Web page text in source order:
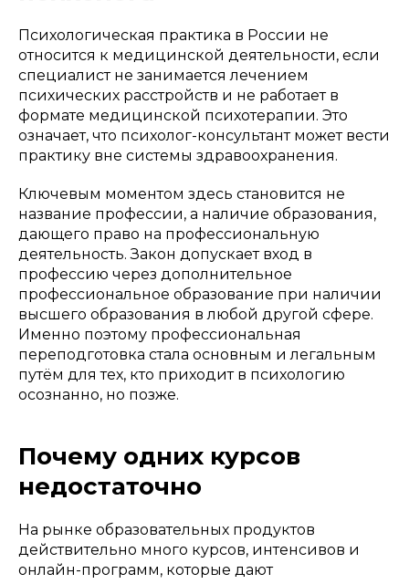
Психологическая практика в России не
относится к медицинской деятельности, если
специалист не занимается лечением
психических расстройств и не работает в
формате медицинской психотерапии. Это
означает, что психолог-консультант может вести
практику вне системы здравоохранения.
Ключевым моментом здесь становится не
название профессии, а наличие образования,
дающего право на профессиональную
деятельность. Закон допускает вход в
профессию через дополнительное
профессиональное образование при наличии
высшего образования в любой другой сфере.
Именно поэтому профессиональная
переподготовка стала основным и легальным
путём для тех, кто приходит в психологию
осознанно, но позже.
Почему одних курсов
недостаточно
На рынке образовательных продуктов
действительно много курсов, интенсивов и
онлайн-программ, которые дают